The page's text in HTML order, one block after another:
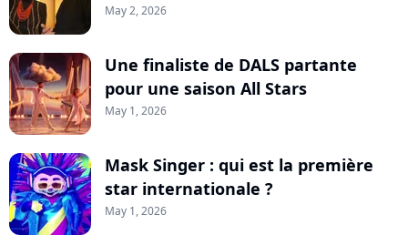
May 2, 2026
Une finaliste de DALS partante
pour une saison All Stars
May 1, 2026
Mask Singer : qui est la première
star internationale ?
May 1, 2026